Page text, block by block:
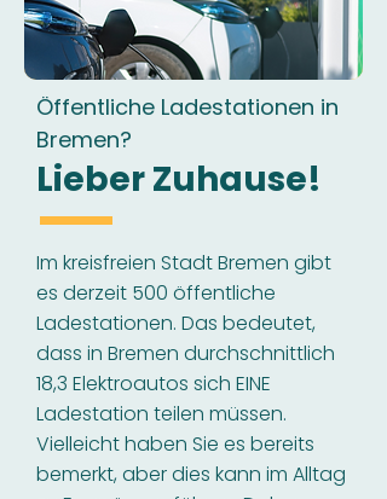
Öffentliche Ladestationen in
Bremen?
Lieber Zuhause!
Im kreisfreien Stadt Bremen gibt
es derzeit 500 öffentliche
Ladestationen. Das bedeutet,
dass in Bremen durchschnittlich
18,3 Elektroautos sich EINE
Ladestation teilen müssen.
Vielleicht haben Sie es bereits
bemerkt, aber dies kann im Alltag